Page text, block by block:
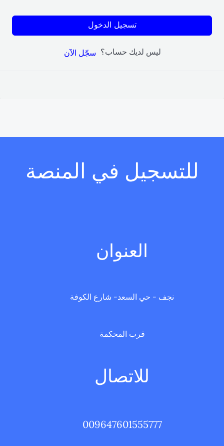
تسجيل الدخول
ليس لديك حساب؟ سجّل الآن
للتسجيل في المنصة
العنوان
نجف - حي السعد- شارع الكوفة
قرب المحكمة
للاتصال
009647601555777